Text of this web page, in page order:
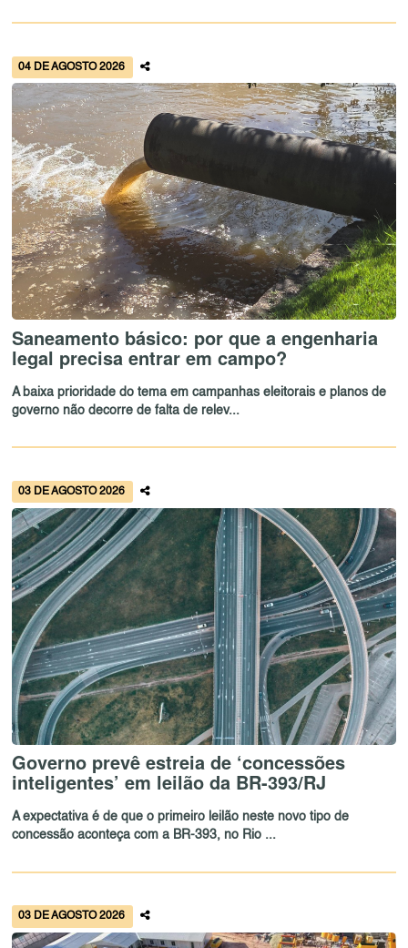
04 DE AGOSTO 2026
Saneamento básico: por que a engenharia
legal precisa entrar em campo?
A baixa prioridade do tema em campanhas eleitorais e planos de
governo não decorre de falta de relev...
03 DE AGOSTO 2026
Governo prevê estreia de ‘concessões
inteligentes’ em leilão da BR-393/RJ
A expectativa é de que o primeiro leilão neste novo tipo de
concessão aconteça com a BR-393, no Rio ...
03 DE AGOSTO 2026